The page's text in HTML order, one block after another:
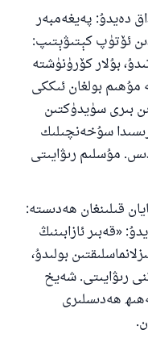
دەيدۇ: پەيغەمبەر
ئۆتۈپ كېتىۋېتىپ:
بۇلار كۆرۈنۈشتە
مۇھىم بولغان ئىككى
بىرى سۈيدۈكتىن
سۇخەنچىلىك
رىۋايىتى 218-ھەدىس. مۇسلىم رىۋايىتى
قىلىنغان ھەدىستە:
«قەبىر ئازابىنىڭ
بولىدۇ،
رىۋايىتى. شەيخ
ھەدىسلىرى